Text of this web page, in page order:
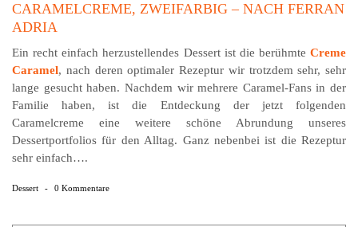
CARAMELCREME, ZWEIFARBIG – NACH FERRAN
ADRIA
Ein recht einfach herzustellendes Dessert ist die berühmte Creme
Caramel, nach deren optimaler Rezeptur wir trotzdem sehr, sehr
lange gesucht haben. Nachdem wir mehrere Caramel-Fans in der
Familie haben, ist die Entdeckung der jetzt folgenden
Caramelcreme eine weitere schöne Abrundung unseres
Dessertportfolios für den Alltag. Ganz nebenbei ist die Rezeptur
sehr einfach….
Dessert - 0 Kommentare